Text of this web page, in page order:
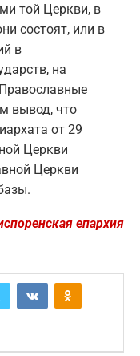
той Церкви, в
состоят, или в
в
на
вывод, что
от 29
Церкви
Церкви
епархия